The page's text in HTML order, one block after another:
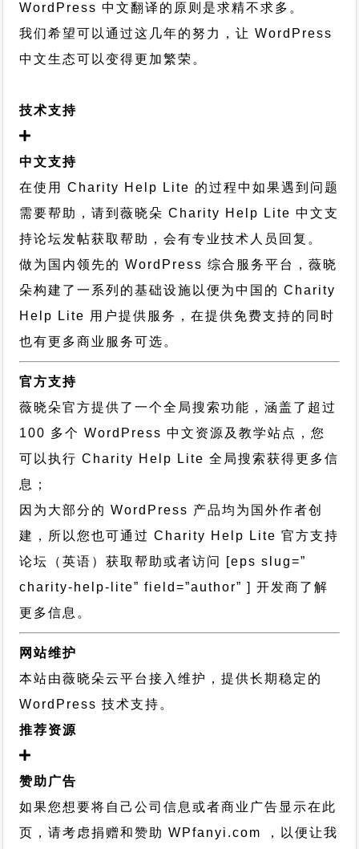
WordPress 中文翻译的原则 是求精不求多。
我们希望可以通过这几年的努力，让 WordPress
中文生态可以变得更加繁荣。
技术支持
中文支持
在使用 Charity Help Lite 的过程中如果遇到问题
需要帮助，请到薇晓朵 Charity Help Lite 中文支
持论坛发帖获取帮助，会有专业技术人员回复。
做为国内领先的 WordPress 综合服务平台，薇晓
朵构建了一系列的基础设施以便为中国的 Charity
Help Lite 用户提供服务，在提供免费支持的同时
也有更多商业服务可选。
官方支持
薇晓朵官方提供了一个全局搜索功能，涵盖了超过
100 多个 WordPress 中文资源及教学站点，您
可以执行 Charity Help Lite 全局搜索获得更多信
息；
因为大部分的 WordPress 产品均为国外作者创
建，所以您也可通过Charity Help Lite 官方支持
论坛
（英语）获取帮助或者访问 [eps slug=”
charity-help-lite” field=”author” ] 开发商了解
更多信息。
网站维护
本站由薇晓朵云平台接入维护，提供长期稳定的
WordPress 技术支持 。
推荐资源
赞助广告
如果您想要将自己公司信息或者商业广告显示在此
页，请考虑捐赠和赞助 WPfanyi.com ，以便让我